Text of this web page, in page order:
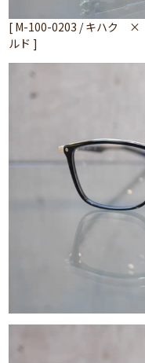
[ M-100-0203 / キハク
ルド ]